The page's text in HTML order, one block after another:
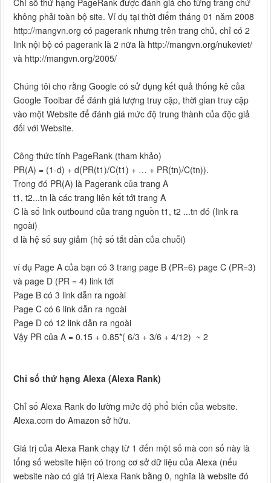
Chỉ số thứ hạng PageRank được đánh giá cho từng trang chứ
không phải toàn bộ site. Ví dụ tại thời điểm tháng 01 năm 2008
http://mangvn.org có pagerank nhưng trên trang chủ, chỉ có 2
link nội bộ có pagerank là 2 nữa là http://mangvn.org/nukeviet/
và http://mangvn.org/2005/
Chúng tôi cho rằng Google có sử dụng kết quả thống kê của
Google Toolbar để đánh giá lượng truy cập, thời gian truy cập
vào một Website để đánh giá mức độ trung thành của độc giả
đối với Website.
Công thức tính PageRank (tham khảo)
PR(A) = (1-d) + d(PR(t1)/C(t1) + … + PR(tn)/C(tn)).
Trong đó PR(A) là Pagerank của trang A
t1, t2...tn là các trang liên kết tới trang A
C là số link outbound của trang nguồn t1, t2 ...tn đó (link ra
ngoài)
d là hệ số suy giảm (hệ số tắt dần của chuỗi)
ví dụ Page A của bạn có 3 trang page B (PR=6) page C (PR=3)
và page D (PR = 4) link tới
Page B có 3 link dẫn ra ngoài
Page C có 6 link dẫn ra ngoài
Page D có 12 link dẫn ra ngoài
Vậy PR của A = 0.15 + 0.85*( 6/3 + 3/6 + 4/12) ~ 2
Chỉ số thứ hạng Alexa (Alexa Rank)
Chỉ số Alexa Rank đo lường mức độ phổ biến của website.
Alexa.com do Amazon sở hữu.
Giá trị của Alexa Rank chạy từ 1 đến một số mà con số này là
tổng số website hiện có trong cơ sở dữ liệu của Alexa (nếu
website nào có giá trị Alexa Rank bằng 0, nghĩa là website đó